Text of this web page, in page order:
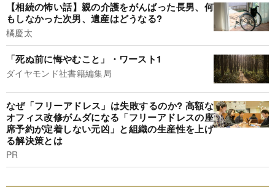
【相続の怖い話】親の介護をがんばった長男、何
もしなかった次男、遺産はどうなる?
橘慶太
「死ぬ前に悔やむこと」・ワースト1
ダイヤモンド社書籍編集局
なぜ「フリーアドレス」は失敗するのか? 高額な
オフィス改修がムダになる「フリーアドレスの座
席予約が定着しない元凶」と組織の生産性を上げ
る解決策とは
PR